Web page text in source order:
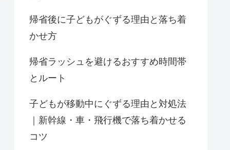
帰省後に子どもがぐずる理由と落ち着
かせ方
帰省ラッシュを避けるおすすめ時間帯
とルート
子どもが移動中にぐずる理由と対処法
｜新幹線・車・飛行機で落ち着かせる
コツ